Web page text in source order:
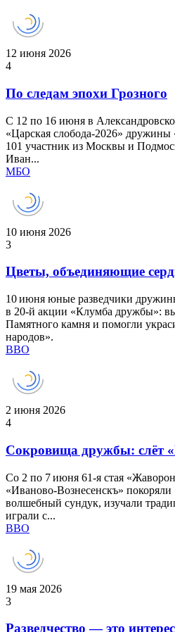
12 июня 2026
4
По следам эпохи Грозного
С 12 по 16 июня в
«Царская слобода‑2026»
101 участник из Москвы и
Иван...
МБО
10 июня 2026
3
Цветы, объединяющие
10 июня юные разведчики
в 20‑й акции «Клумба дружбы»:
Памятного камня и помогли
народов».
ВВО
2 июня 2026
4
Сокровища дружбы: слёт
Со 2 по 7 июня 61‑я стая
«Иваново‑Вознесенскъ»
волшебный сундук, изучали
играли с...
ВВО
19 мая 2026
3
Разведчество — это